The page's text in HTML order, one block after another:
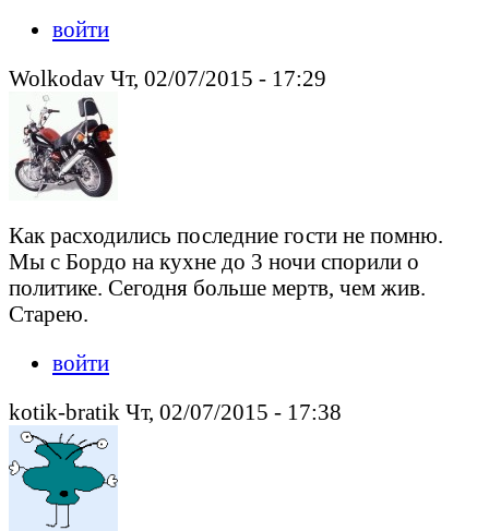
войти
Wolkodav Чт, 02/07/2015 - 17:29
Как расходились последние гости не помню.
Мы с Бордо на кухне до 3 ночи спорили о
политике. Сегодня больше мертв, чем жив.
Старею.
войти
kotik-bratik Чт, 02/07/2015 - 17:38